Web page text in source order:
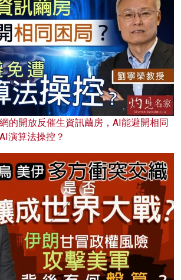
的開放反催生資訊繭房，AI能避開相同
演算法操控？